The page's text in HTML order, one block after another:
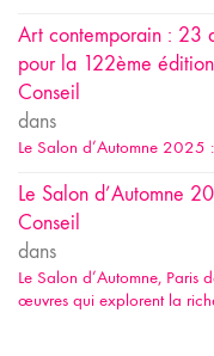
Art contemporain : 23
pour la 122ème
Conseil
dans
Le Salon d’Automne 2025
Le Salon d’Automne
Conseil
dans
Le Salon d’Automne,
œuvres qui explorent la